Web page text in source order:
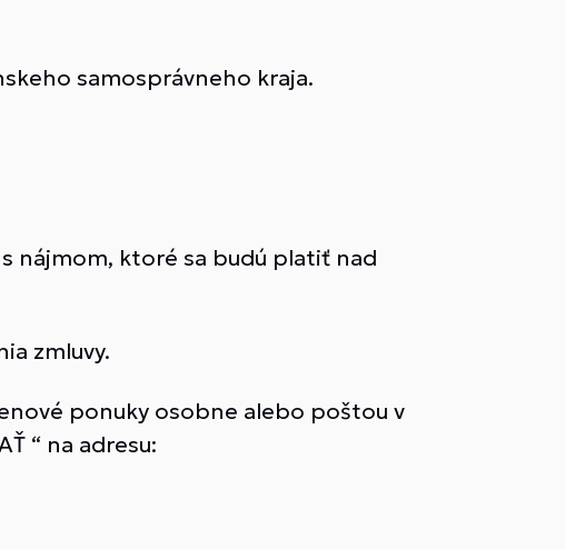
samosprávneho kraja.
nájmom, ktoré sa budú platiť nad
zmluvy.
ponuky osobne alebo poštou v
“ na adresu: